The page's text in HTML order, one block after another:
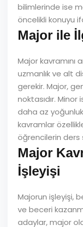
bilimlerinde ise
öncelikli konuyu
Major ile
Major kavramını
uzmanlık ve alt
gerekir. Major,
noktasıdır.
daha az
kavramlar
öğrencilerin ders
Major
İşleyişi
Majorun işleyişi,
ve beceri
adaylar, major